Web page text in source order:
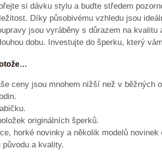
si dávku stylu a buďte středem
Díky působivému vzhledu jsou
jsou vyráběny s důrazem na
dobu. Investujte do šperku, který
ceny jsou mnohem nižší než v běžných
originálních šperků.
horké novinky a několik modelů novinek
a kvality.